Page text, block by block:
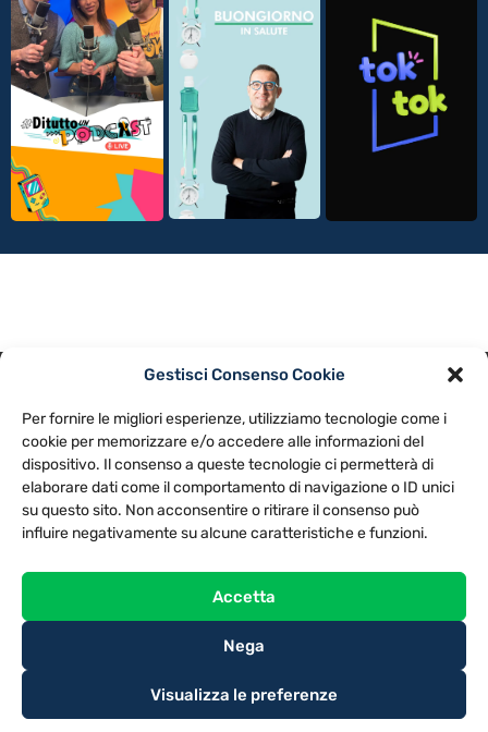
Gestisci Consenso Cookie
Per fornire le migliori esperienze, utilizziamo tecnologie come i
cookie per memorizzare e/o accedere alle informazioni del
dispositivo. Il consenso a queste tecnologie ci permetterà di
elaborare dati come il comportamento di navigazione o ID unici
su questo sito. Non acconsentire o ritirare il consenso può
influire negativamente su alcune caratteristiche e funzioni.
Accetta
Nega
Visualizza le preferenze
NOTE LEGALI
CONTATTACI PREFERENZE
TV LIBERA S.P.A.
Via Monteleonese 95/21 – 51100 Pistoia (PT)
Tel. 0573.9136 / Fax 0573.913615